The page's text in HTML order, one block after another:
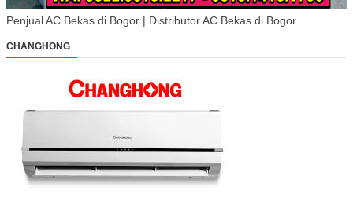
Penjual AC Bekas di Bogor | Distributor AC Bekas di Bogor
CHANGHONG